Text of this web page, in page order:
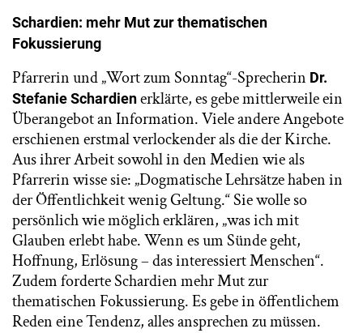
Schardien: mehr Mut zur thematischen
Fokussierung
Pfarrerin und „Wort zum Sonntag“-Sprecherin Dr.
Stefanie Schardienerklärte, es gebe mittlerweile ein
Überangebot an Information. Viele andere Angebote
erschienen erstmal verlockender als die der Kirche.
Aus ihrer Arbeit sowohl in den Medien wie als
Pfarrerin wisse sie: „Dogmatische Lehrsätze haben in
der Öffentlichkeit wenig Geltung.“ Sie wolle so
persönlich wie möglich erklären, „was ich mit
Glauben erlebt habe. Wenn es um Sünde geht,
Hoffnung, Erlösung – das interessiert Menschen“.
Zudem forderte Schardien mehr Mut zur
thematischen Fokussierung. Es gebe in öffentlichem
Reden eine Tendenz, alles ansprechen zu müssen.